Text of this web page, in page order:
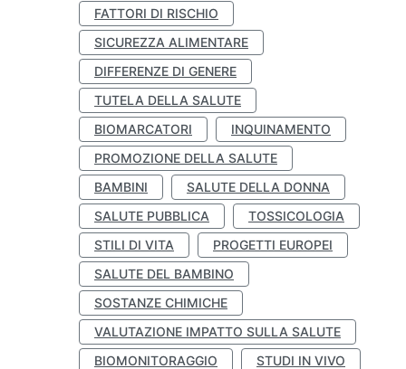
FATTORI DI RISCHIO
SICUREZZA ALIMENTARE
DIFFERENZE DI GENERE
TUTELA DELLA SALUTE
BIOMARCATORI
INQUINAMENTO
PROMOZIONE DELLA SALUTE
BAMBINI
SALUTE DELLA DONNA
SALUTE PUBBLICA
TOSSICOLOGIA
STILI DI VITA
PROGETTI EUROPEI
SALUTE DEL BAMBINO
SOSTANZE CHIMICHE
VALUTAZIONE IMPATTO SULLA SALUTE
BIOMONITORAGGIO
STUDI IN VIVO